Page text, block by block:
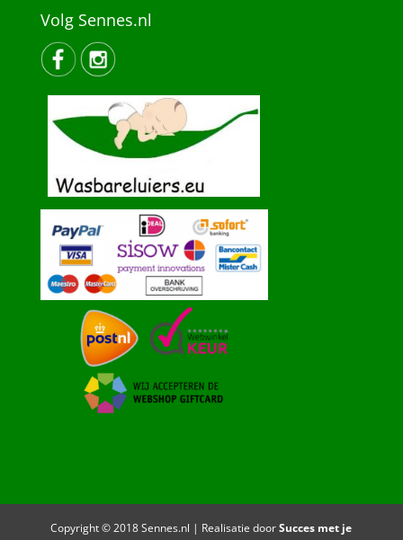
Volg Sennes.nl
Copyright © 2018 Sennes.nl | Realisatie doorSucces met je